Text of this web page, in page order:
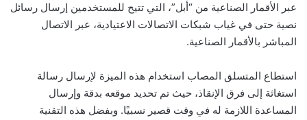
عبر الأقمار الصناعية من “أبل”، التي تتيح للمستخدمين إرسال رسائل
نصية حتى في غياب شبكات الاتصالات الاعتيادية، عبر الاتصال
المباشر بالأقمار الصناعية.
استطاع المتسلق المصاب استخدام هذه الميزة لإرسال رسالة
استغاثة إلى فرق الإنقاذ، حيث تم تحديد موقعه بدقة وإرسال
المساعدة اللازمة له في وقت قصير نسبيًا. وبفضل هذه التقنية